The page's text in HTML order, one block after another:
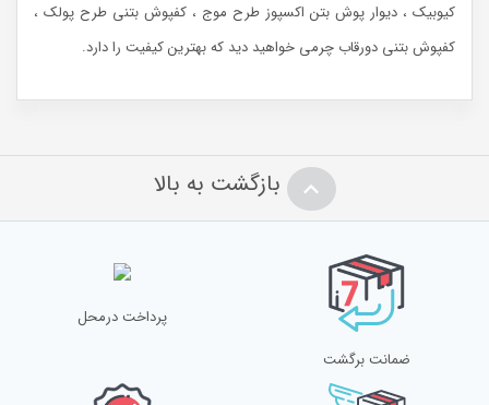
کیوبیک ، دیوار پوش بتن اکسپوز طرح موج ، کفپوش بتنی طرح پولک ،
کفپوش بتنی دورقاب چرمی خواهید دید که بهترین کیفیت را دارد.
بازگشت به بالا
ضمانت برگشت
پرداخت درمحل